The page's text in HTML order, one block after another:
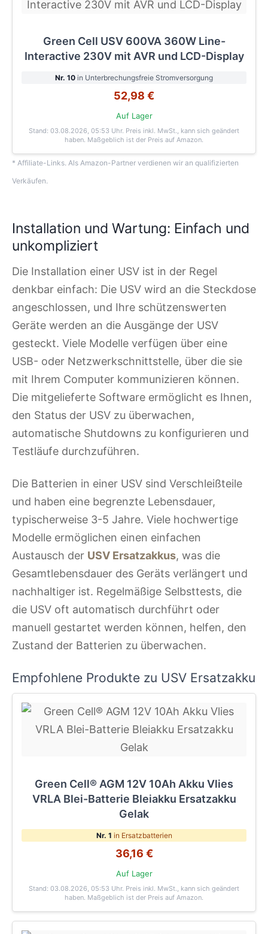
Green Cell USV 600VA 360W Line-
Interactive 230V mit AVR und LCD-Display
Nr. 10 in Unterbrechungsfreie Stromversorgung
52,98 €
Auf Lager
Stand: 03.08.2026, 05:53 Uhr. Preis inkl. MwSt., kann sich geändert
haben. Maßgeblich ist der Preis auf Amazon.
* Affiliate-Links. Als Amazon-Partner verdienen wir an qualifizierten
Verkäufen.
Installation und Wartung: Einfach und
unkompliziert
Die Installation einer USV ist in der Regel
denkbar einfach: Die USV wird an die Steckdose
angeschlossen, und Ihre schützenswerten
Geräte werden an die Ausgänge der USV
gesteckt. Viele Modelle verfügen über eine
USB- oder Netzwerkschnittstelle, über die sie
mit Ihrem Computer kommunizieren können.
Die mitgelieferte Software ermöglicht es Ihnen,
den Status der USV zu überwachen,
automatische Shutdowns zu konfigurieren und
Testläufe durchzuführen.
Die Batterien in einer USV sind Verschleißteile
und haben eine begrenzte Lebensdauer,
typischerweise 3-5 Jahre. Viele hochwertige
Modelle ermöglichen einen einfachen
Austausch der USV Ersatzakkus, was die
Gesamtlebensdauer des Geräts verlängert und
nachhaltiger ist. Regelmäßige Selbsttests, die
die USV oft automatisch durchführt oder
manuell gestartet werden können, helfen, den
Zustand der Batterien zu überwachen.
Empfohlene Produkte zu USV Ersatzakku
Green Cell® AGM 12V 10Ah Akku Vlies
VRLA Blei-Batterie Bleiakku Ersatzakku
Gelak
Nr. 1 in Ersatzbatterien
36,16 €
Auf Lager
Stand: 03.08.2026, 05:53 Uhr. Preis inkl. MwSt., kann sich geändert
haben. Maßgeblich ist der Preis auf Amazon.